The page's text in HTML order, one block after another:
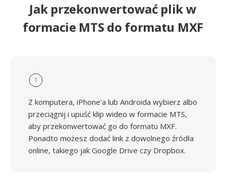
Jak przekonwertować plik w
formacie MTS do formatu MXF
1
Z komputera, iPhone'a lub Androida wybierz albo
przeciągnij i upuść klip wideo w formacie MTS,
aby przekonwertować go do formatu MXF.
Ponadto możesz dodać link z dowolnego źródła
online, takiego jak Google Drive czy Dropbox.